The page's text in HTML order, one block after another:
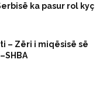
ka pasur rol kyç
– Zëri i miqësisë së